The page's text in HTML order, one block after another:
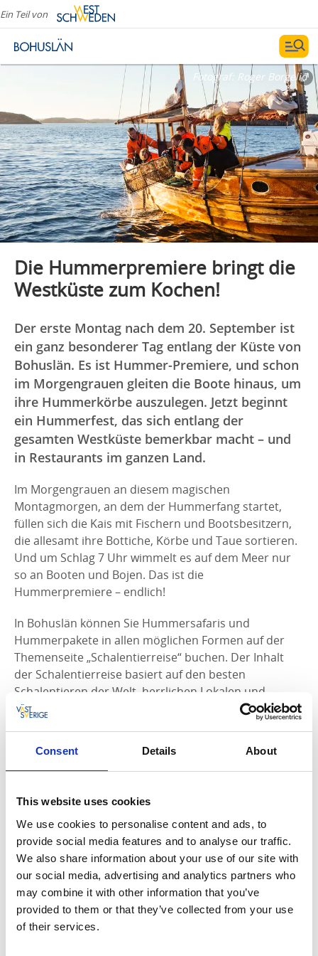
Consent Details About
This website uses cookies
We use cookies to personalise content and ads, to
provide social media features and to analyse our traffic.
We also share information about your use of our site with
our social media, advertising and analytics partners who
may combine it with other information that you’ve
provided to them or that they’ve collected from your use
of their services.
Ein Teil von
Fotograf: Roger Borgelid
Die Hummerpremiere bringt die
Westküste zum Kochen!
Der erste Montag nach dem 20. September ist
ein ganz besonderer Tag entlang der Küste von
Bohuslän. Es ist Hummer-Premiere, und schon
im Morgengrauen gleiten die Boote hinaus, um
ihre Hummerkörbe auszulegen. Jetzt beginnt
ein Hummerfest, das sich entlang der
gesamten Westküste bemerkbar macht – und
in Restaurants im ganzen Land.
Im Morgengrauen an diesem magischen
Montagmorgen, an dem der Hummerfang startet,
füllen sich die Kais mit Fischern und Bootsbesitzern,
die allesamt ihre Bottiche, Körbe und Taue sortieren.
Und um Schlag 7 Uhr wimmelt es auf dem Meer nur
so an Booten und Bojen. Das ist die
Hummerpremiere – endlich!
In Bohuslän können Sie Hummersafaris und
Hummerpakete in allen möglichen Formen auf der
Themenseite „Schalentierreise“ buchen. Der Inhalt
der Schalentierreise basiert auf den besten
Schalentieren der Welt, herrlichen Lokalen und
Unterkünften sowie Angeltouren in einer magischen
Wie Weihnachten – nur ohne Hering
und Glitzer
Die Hummerpremiere ist entlang der schwedischen
Westküste ein „Feiertag“ der gleichen Liga wie die
Elchjagd oder Weihnachten. Vielleicht mit weniger
Knallerei oder brennenden Kerzen im Schlepptau,
aber ebenso heiß ersehnt, sagenumwoben und mit
mindestens ebenso vielen fantastischen Genüssen.